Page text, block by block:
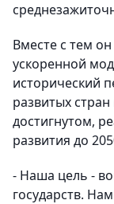
Вместе с тем
ускоренной
исторический
развитых
достигнутом,
развития до
- Наша цель -
государств.